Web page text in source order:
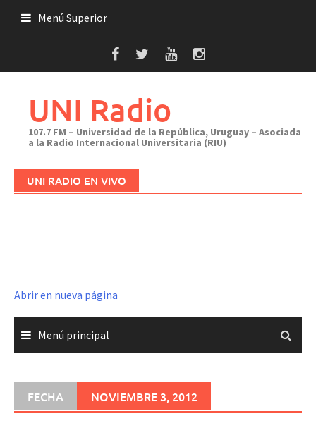
Menú Superior
UNI Radio
107.7 FM – Universidad de la República, Uruguay – Asociada
a la Radio Internacional Universitaria (RIU)
UNI RADIO EN VIVO
Abrir en nueva página
Menú principal
FECHA NOVIEMBRE 3, 2012